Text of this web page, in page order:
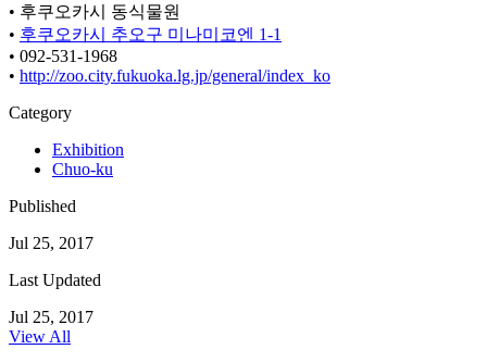
• 후쿠오카시 동식물원
• 후쿠오카시 추오구 미나미코엔 1-1
• 092-531-1968
• http://zoo.city.fukuoka.lg.jp/general/index_ko
Category
Exhibition
Chuo-ku
Published
Jul 25, 2017
Last Updated
Jul 25, 2017
View All